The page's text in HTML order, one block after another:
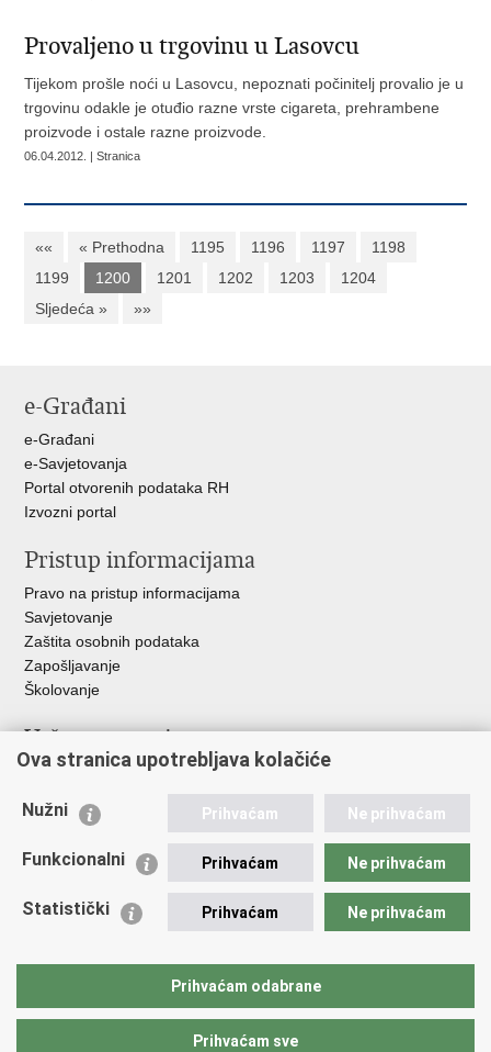
Provaljeno u trgovinu u Lasovcu
Tijekom prošle noći u Lasovcu, nepoznati počinitelj provalio je u
trgovinu odakle je otuđio razne vrste cigareta, prehrambene
proizvode i ostale razne proizvode.
06.04.2012. | Stranica
«« « Prethodna 1195 1196 1197
1198
1199
1200 1201 1202 1203
1204
Sljedeća »
»»
e-Građani
e-Građani
e-Savjetovanja
Portal otvorenih podataka RH
Izvozni portal
Pristup informacijama
Pravo na pristup informacijama
Savjetovanje
Zaštita osobnih podataka
Zapošljavanje
Školovanje
Važne poveznice
Ministarstvo unutarnjih poslova
Udruge
Policijska akademija
Zaklada policijske solidarnosti
Vučetić"
Ova stranica upotrebljava kolačiće
Nužni Prihvaćam Ne prihvaćam
Funkcionalni Prihvaćam Ne prihvaćam
Statistički Prihvaćam Ne prihvaćam
Prihvaćam odabrane
Prihvaćam sve